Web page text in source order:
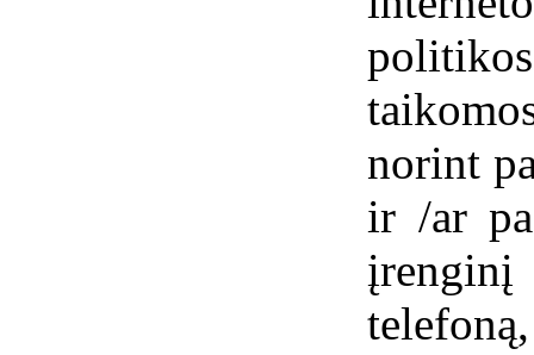
norint
ir /ar